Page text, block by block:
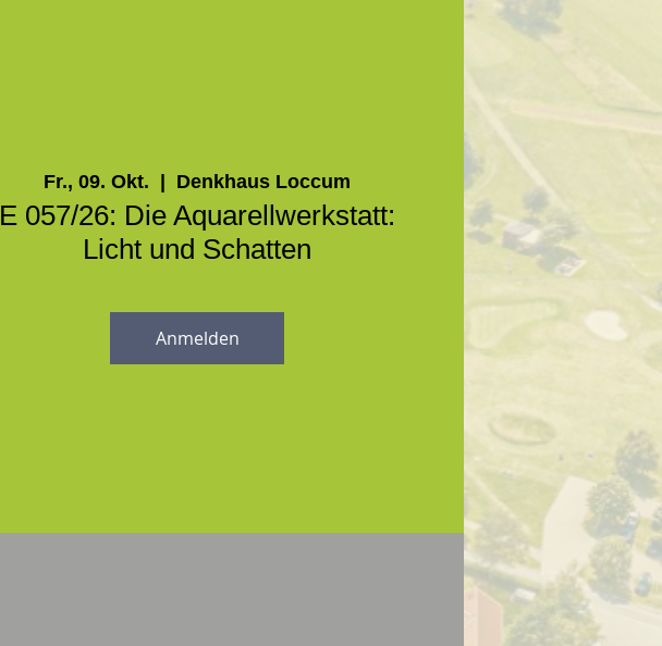
Fr., 09. Okt.
  |
Denkhaus Loccum
E 057/26: Die Aquarellwerkstatt:
Licht und Schatten
Anmelden